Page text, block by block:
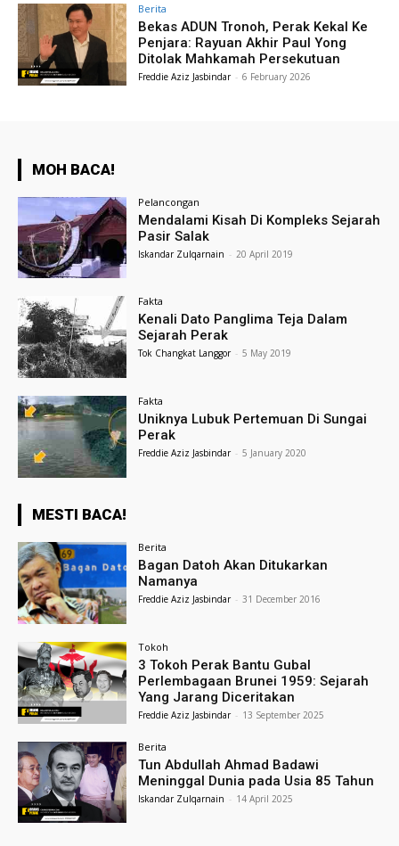
Berita
Bekas ADUN Tronoh, Perak Kekal Ke
Penjara: Rayuan Akhir Paul Yong
Ditolak Mahkamah Persekutuan
Freddie Aziz Jasbindar - 6 February 2026
MOH BACA!
Pelancongan
Mendalami Kisah Di Kompleks Sejarah
Pasir Salak
Iskandar Zulqarnain - 20 April 2019
Fakta
Kenali Dato Panglima Teja Dalam
Sejarah Perak
Tok Changkat Langgor - 5 May 2019
Fakta
Uniknya Lubuk Pertemuan Di Sungai
Perak
Freddie Aziz Jasbindar - 5 January 2020
MESTI BACA!
Berita
Bagan Datoh Akan Ditukarkan
Namanya
Freddie Aziz Jasbindar - 31 December 2016
Tokoh
3 Tokoh Perak Bantu Gubal
Perlembagaan Brunei 1959: Sejarah
Yang Jarang Diceritakan
Freddie Aziz Jasbindar - 13 September 2025
Berita
Tun Abdullah Ahmad Badawi
Meninggal Dunia pada Usia 85 Tahun
Iskandar Zulqarnain - 14 April 2025